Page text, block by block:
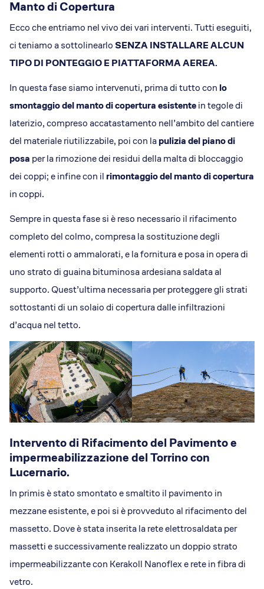
Manto di Copertura
Ecco che entriamo nel vivo dei vari interventi. Tutti eseguiti,
ci teniamo a sottolinearloSENZA INSTALLARE ALCUN
TIPO DI PONTEGGIO E PIATTAFORMA AEREA.
In questa fase siamo intervenuti, prima di tutto con lo
smontaggio del manto di copertura esistentein tegole di
laterizio, compreso accatastamento nell’ambito del cantiere
del materiale riutilizzabile, poi con lapulizia del piano di
posa per la rimozione dei residui della malta di bloccaggio
dei coppi; e infine con il rimontaggio del manto di copertura
in coppi.
Sempre in questa fase si è reso necessario il rifacimento
completo del colmo, compresa la sostituzione degli
elementi rotti o ammalorati, e la fornitura e posa in opera di
uno strato di guaina bituminosa ardesiana saldata al
supporto. Quest’ultima necessaria per proteggere gli strati
sottostanti di un solaio di copertura dalle infiltrazioni
d’acqua nel tetto.
Intervento di Rifacimento del Pavimento e
impermeabilizzazione del Torrino con
Lucernario.
In primis è stato smontato e smaltito il pavimento in
mezzane esistente, e poi si è provveduto al rifacimento del
massetto. Dove è stata inserita la rete elettrosaldata per
massetti e successivamente realizzato un doppio strato
impermeabilizzante con Kerakoll Nanoflex e rete in fibra di
vetro.